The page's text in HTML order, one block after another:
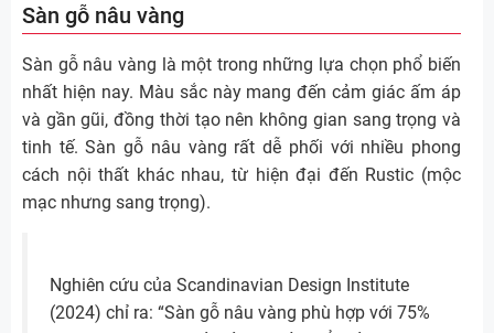
Sàn gỗ nâu vàng
Sàn gỗ nâu vàng là một trong những lựa chọn phổ biến
nhất hiện nay. Màu sắc này mang đến cảm giác ấm áp
và gần gũi, đồng thời tạo nên không gian sang trọng và
tinh tế. Sàn gỗ nâu vàng rất dễ phối với nhiều phong
cách nội thất khác nhau, từ hiện đại đến Rustic (mộc
mạc nhưng sang trọng).
Nghiên cứu của Scandinavian Design Institute
(2024) chỉ ra: “Sàn gỗ nâu vàng phù hợp với 75%